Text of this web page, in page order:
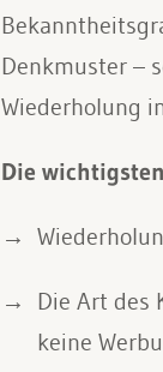
Denkmuster –
Wiederholung
Die
Die Art des
keine